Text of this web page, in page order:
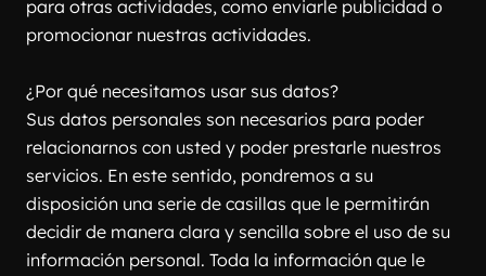
para otras actividades, como enviarle publicidad o
promocionar nuestras actividades.
¿Por qué necesitamos usar sus datos?
Sus datos personales son necesarios para poder
relacionarnos con usted y poder prestarle nuestros
servicios. En este sentido, pondremos a su
disposición una serie de casillas que le permitirán
decidir de manera clara y sencilla sobre el uso de su
información personal. Toda la información que le